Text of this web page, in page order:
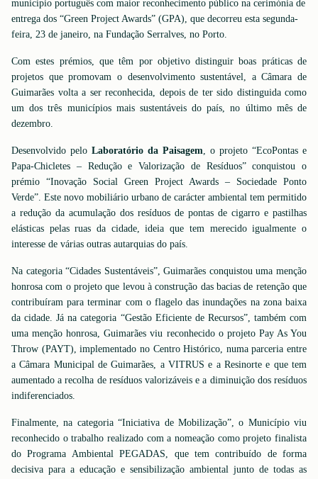
município português com maior reconhecimento público na cerimónia de
entrega dos “Green Project Awards” (GPA), que decorreu esta segunda-
feira, 23 de janeiro, na Fundação Serralves, no Porto.
Com estes prémios, que têm por objetivo distinguir boas práticas de
projetos que promovam o desenvolvimento sustentável, a Câmara de
Guimarães volta a ser reconhecida, depois de ter sido distinguida como
um dos três municípios mais sustentáveis do país, no último mês de
dezembro.
Desenvolvido pelo Laboratório da Paisagem, o projeto “EcoPontas e
Papa-Chicletes – Redução e Valorização de Resíduos” conquistou o
prémio “Inovação Social Green Project Awards – Sociedade Ponto
Verde”. Este novo mobiliário urbano de carácter ambiental tem permitido
a redução da acumulação dos resíduos de pontas de cigarro e pastilhas
elásticas pelas ruas da cidade, ideia que tem merecido igualmente o
interesse de várias outras autarquias do país.
Na categoria “Cidades Sustentáveis”, Guimarães conquistou uma menção
honrosa com o projeto que levou à construção das bacias de retenção que
contribuíram para terminar com o flagelo das inundações na zona baixa
da cidade. Já na categoria “Gestão Eficiente de Recursos”, também com
uma menção honrosa, Guimarães viu reconhecido o projeto Pay As You
Throw (PAYT), implementado no Centro Histórico, numa parceria entre
a Câmara Municipal de Guimarães, a VITRUS e a Resinorte e que tem
aumentado a recolha de resíduos valorizáveis e a diminuição dos resíduos
indiferenciados.
Finalmente, na categoria “Iniciativa de Mobilização”, o Município viu
reconhecido o trabalho realizado com a nomeação como projeto finalista
do Programa Ambiental PEGADAS, que tem contribuído de forma
decisiva para a educação e sensibilização ambiental junto de todas as